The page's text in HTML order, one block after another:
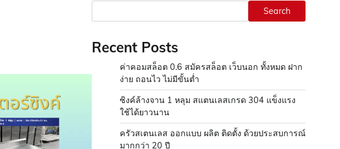
Search
Recent Posts
ค่าคอมสล็อต 0.6 สมัครสล็อต เว็บนอก ทั้งหมด ฝาก
ง่าย ถอนไว ไม่มีขั้นต่ำ
ซิงค์ล้างจาน 1 หลุม สแตนเลสเกรด 304 แข็งแรง
ใช้ได้ยาวนาน
ครัวสเตนเลส ออกแบบ ผลิต ติดตั้ง ด้วยประสบการณ์
มากกว่า 20 ปี